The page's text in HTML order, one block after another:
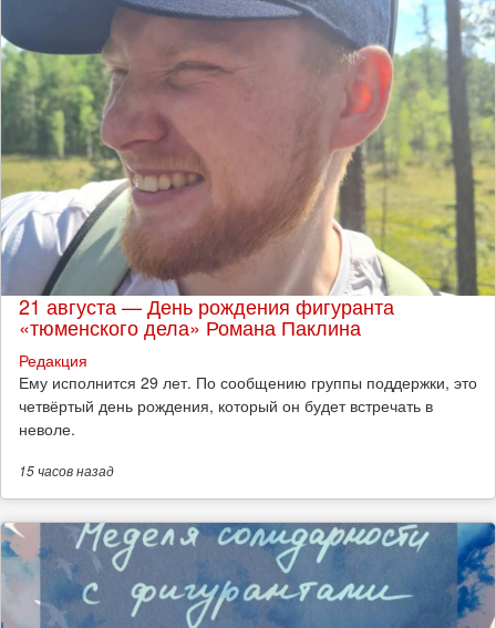
21 августа — День рождения фигуранта
«тюменского дела» Романа Паклина
Редакция
Ему исполнится 29 лет. По сообщению группы поддержки, это
четвёртый день рождения, который он будет встречать в
неволе.
15 часовназад